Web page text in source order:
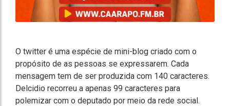
O twitter é uma espécie de mini-blog criado com o
propósito de as pessoas se expressarem. Cada
mensagem tem de ser produzida com 140 caracteres.
Delcidio recorreu a apenas 99 caracteres para
polemizar com o deputado por meio da rede social.